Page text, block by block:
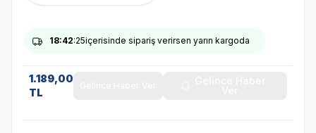
18:42:25içerisinde sipariş verirsen yarın kargoda
1.189,00
TL